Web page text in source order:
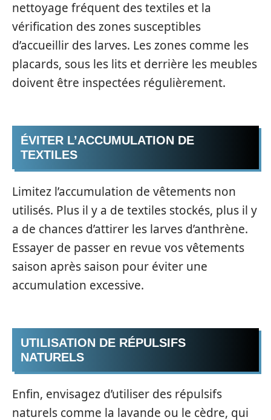
nettoyage fréquent des textiles et la
vérification des zones susceptibles
d’accueillir des larves. Les zones comme les
placards, sous les lits et derrière les meubles
doivent être inspectées régulièrement.
ÉVITER L’ACCUMULATION DE
TEXTILES
Limitez l’accumulation de vêtements non
utilisés. Plus il y a de textiles stockés, plus il y
a de chances d’attirer les larves d’anthrène.
Essayer de passer en revue vos vêtements
saison après saison pour éviter une
accumulation excessive.
UTILISATION DE RÉPULSIFS
NATURELS
Enfin, envisagez d’utiliser des répulsifs
naturels comme la lavande ou le cèdre, qui